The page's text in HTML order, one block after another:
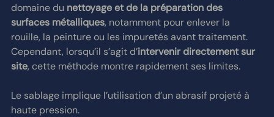
domaine du nettoyage et de la préparation des
surfaces métalliques, notamment pour enlever la
rouille, la peinture ou les impuretés avant traitement.
Cependant, lorsqu’il s’agit d’intervenir directement sur
site, cette méthode montre rapidement ses limites.
Le sablage implique l’utilisation d’un abrasif projeté à
haute pression.